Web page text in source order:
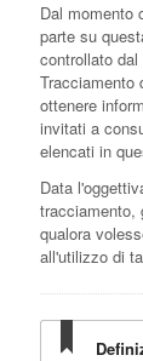
Dal momento
parte su
controllato
Tracciamento
ottenere
invitati a
elencati in
Data
tracciamento,
qualora
all'utilizzo di